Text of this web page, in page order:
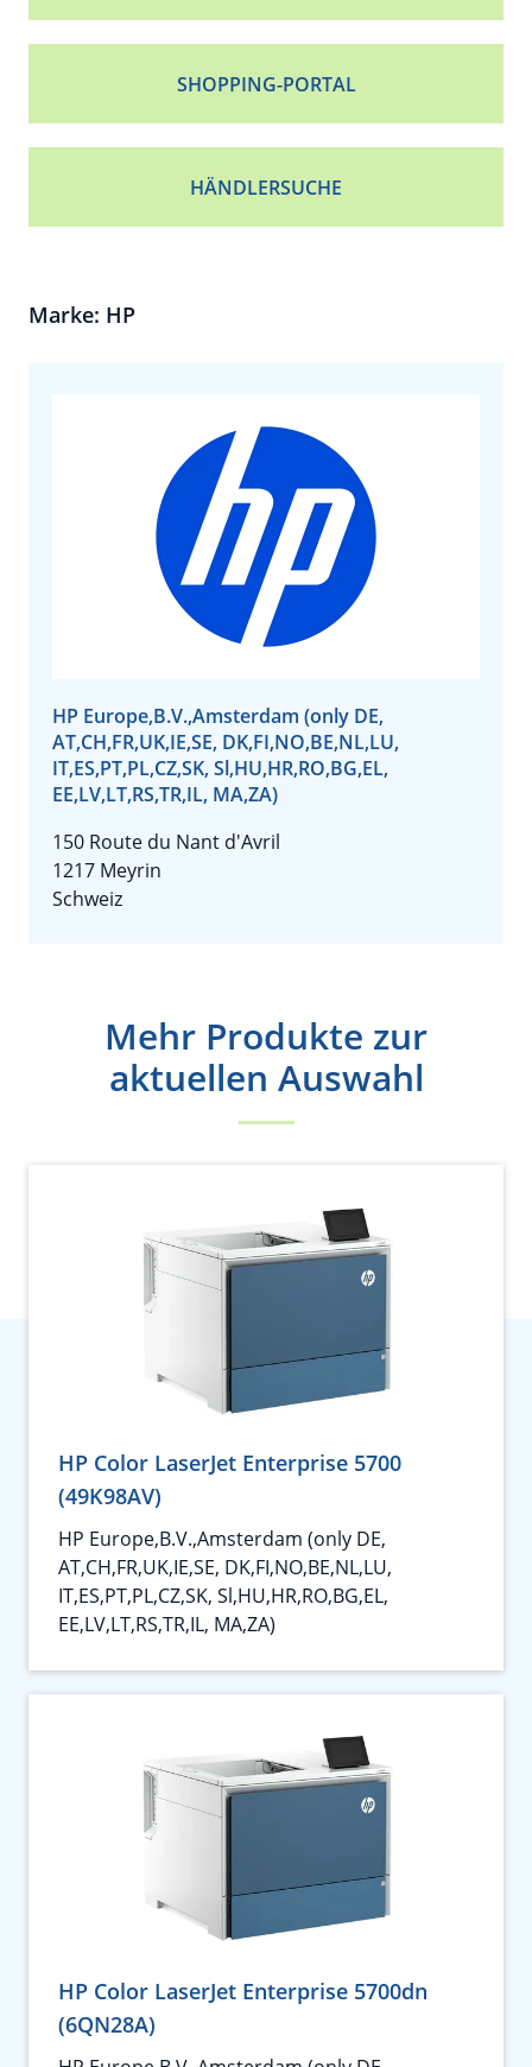
SHOPPING-PORTAL
HÄNDLERSUCHE
Marke: HP
HP Europe,B.V.,Amsterdam (only DE,
AT,CH,FR,UK,IE,SE, DK,FI,NO,BE,NL,LU,
IT,ES,PT,PL,CZ,SK, Sl,HU,HR,RO,BG,EL,
EE,LV,LT,RS,TR,IL, MA,ZA)
150 Route du Nant d'Avril
1217 Meyrin
Schweiz
Mehr Produkte zur
aktuellen Auswahl
HP Color LaserJet Enterprise 5700
(49K98AV)
HP Europe,B.V.,Amsterdam (only DE,
AT,CH,FR,UK,IE,SE, DK,FI,NO,BE,NL,LU,
IT,ES,PT,PL,CZ,SK, Sl,HU,HR,RO,BG,EL,
EE,LV,LT,RS,TR,IL, MA,ZA)
HP Color LaserJet Enterprise 5700dn
(6QN28A)